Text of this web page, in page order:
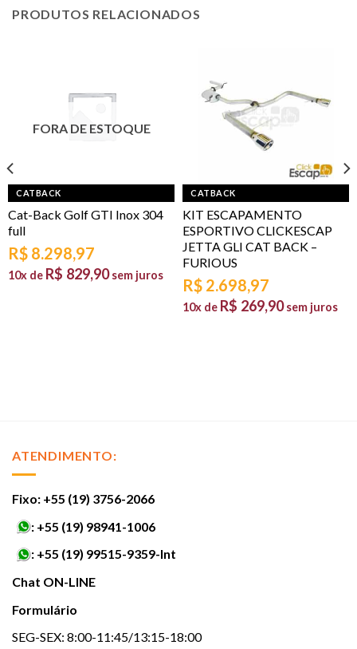
PRODUTOS RELACIONADOS
FORA DE ESTOQUE
CATBACK
Cat-Back Golf GTI Inox 304
full
R$ 8.298,97
10x de R$ 829,90 sem juros
CATBACK
KIT ESCAPAMENTO
ESPORTIVO CLICKESCAP
JETTA GLI CAT BACK –
FURIOUS
R$ 2.698,97
10x de R$ 269,90 sem juros
ATENDIMENTO:
Fixo: +55 (19) 3756-2066
: +55 (19) 98941-1006
: +55 (19) 99515-9359-Int
Chat ON-LINE
Formulário
SEG-SEX: 8:00-11:45/13:15-18:00